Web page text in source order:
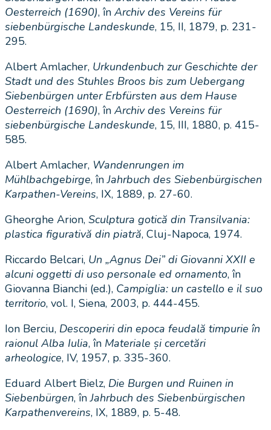
Oesterreich (1690), în Archiv des Vereins für
siebenbürgische Landeskunde, 15, II, 1879, p. 231-
295.
Albert Amlacher, Urkundenbuch zur Geschichte der
Stadt und des Stuhles Broos bis zum Uebergang
Siebenbürgen unter Erbfürsten aus dem Hause
Oesterreich (1690), în Archiv des Vereins für
siebenbürgische Landeskunde, 15, III, 1880, p. 415-
585.
Albert Amlacher, Wandenrungen im
Mühlbachgebirge, înJahrbuch des Siebenbürgischen
Karpathen-Vereins, IX, 1889, p. 27-60.
Gheorghe Arion, Sculptura gotică din Transilvania:
plastica figurativă din piatră, Cluj-Napoca, 1974.
Riccardo Belcari, Un „Agnus Dei” di Giovanni XXII e
alcuni oggetti di uso personale ed ornamento, în
Giovanna Bianchi (ed.), Campiglia: un castello e il suo
territorio, vol. I, Siena, 2003, p. 444-455.
Ion Berciu, Descoperiri din epoca feudală timpurie în
raionul Alba Iulia, în Materiale și cercetări
arheologice, IV, 1957, p. 335-360.
Eduard Albert Bielz, Die Burgen und Ruinen in
Siebenbürgen, înJahrbuch des Siebenbürgischen
Karpathenvereins, IX, 1889, p. 5-48.